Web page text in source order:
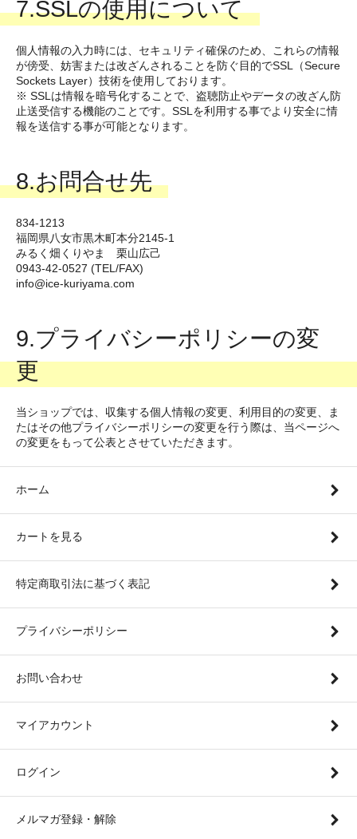
7.SSLの使用について
個人情報の入力時には、セキュリティ確保のため、これらの情報
が傍受、妨害または改ざんされることを防ぐ目的でSSL（Secure
Sockets Layer）技術を使用しております。
※ SSLは情報を暗号化することで、盗聴防止やデータの改ざん防
止送受信する機能のことです。SSLを利用する事でより安全に情
報を送信する事が可能となります。
8.お問合せ先
834-1213
福岡県八女市黒木町本分2145-1
みるく畑くりやま 栗山広己
0943-42-0527 (TEL/FAX)
info@ice-kuriyama.com
9.プライバシーポリシーの変
更
当ショップでは、収集する個人情報の変更、利用目的の変更、ま
たはその他プライバシーポリシーの変更を行う際は、当ページへ
の変更をもって公表とさせていただきます。
ホーム
カートを見る
特定商取引法に基づく表記
プライバシーポリシー
お問い合わせ
マイアカウント
ログイン
メルマガ登録・解除